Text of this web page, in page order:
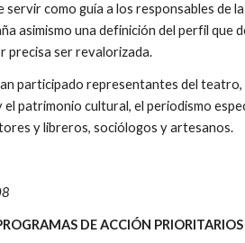
como guía a los responsables de
asimismo una definición del perfil que
precisa ser revalorizada.
participado representantes del teatro,
el patrimonio cultural, el periodismo
y libreros, sociólogos y artesanos.
DE ACCIÓN PRIORITARIOS